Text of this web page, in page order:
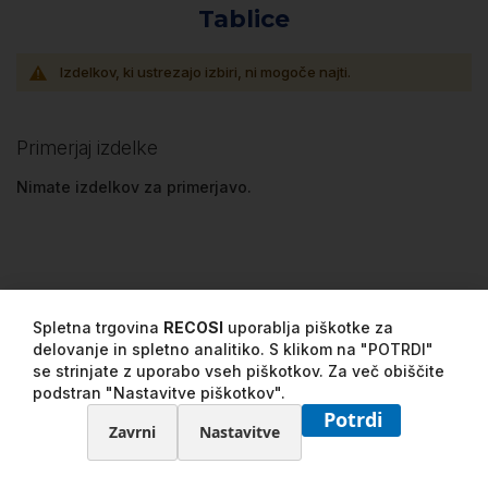
Tablice
Izdelkov, ki ustrezajo izbiri, ni mogoče najti.
Primerjaj izdelke
Nimate izdelkov za primerjavo.
Spletna trgovina RECOSI uporablja piškotke za
delovanje in spletno analitiko. S klikom na "POTRDI"
se strinjate z uporabo vseh piškotkov. Za več obiščite
podstran "Nastavitve piškotkov".
Zavrni Nastavitve Potrdi